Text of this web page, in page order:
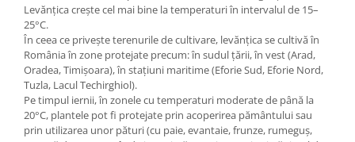
Levănțica crește cel mai bine la temperaturi în intervalul de 15–
25°C.
În ceea ce privește terenurile de cultivare, levănțica se cultivă în
România în zone protejate precum: în sudul țării, în vest (Arad,
Oradea, Timișoara), în stațiuni maritime (Eforie Sud, Eforie Nord,
Tuzla, Lacul Techirghiol).
Pe timpul iernii, în zonele cu temperaturi moderate de până la
20°C, plantele pot fi protejate prin acoperirea pământului sau
prin utilizarea unor pături (cu paie, evantaie, frunze, rumeguș,